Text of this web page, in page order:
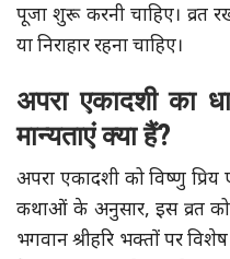
पूजा शुरू करनी चाहिए। व्रत
या निराहार रहना चाहिए।
अपरा एकादशी का
मान्यताएं क्या हैं?
अपरा एकादशी को विष्णु
कथाओं के अनुसार, इस व्रत
भगवान श्रीहरि भक्तों पर